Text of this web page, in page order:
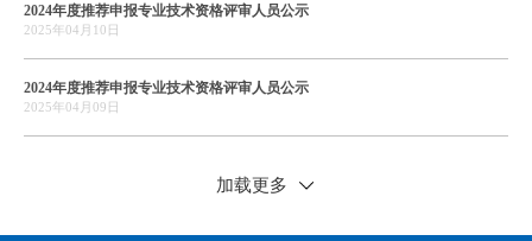
2024年度推荐申报专业技术资格评审人员公示
2025年04月10日
2024年度推荐申报专业技术资格评审人员公示
2025年04月09日
加载更多